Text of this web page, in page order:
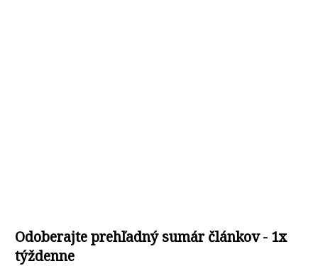
Odoberajte prehľadný sumár článkov - 1x
týždenne